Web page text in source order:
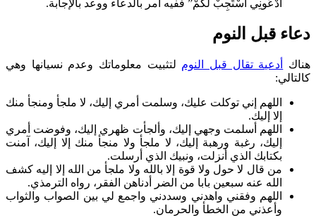
ادْعُونِي أَسْتَجِبْ لَكُمْ” ففيه امر بالدعاء ووعد بالإجابة.
دعاء قبل النوم
هناك أدعية تقال قبل النوم لتثبيت معلوماتك وعدم نسيانها وهي
كالتالي:
اللهم إني توكلت عليك، وسلمت أمري إليك، لا ملجأ ومنجأ منك
إلا إليك.
اللهم أسلمت وجهي إليك، وألجأت ظهري إليك، وفوضت أمري
إليك، رغبة ورهبة إليك، لا ملجأ ولا منجأ منك إلا إليك، آمنت
بكتابك الذي أنزلت، ونبيك الذي أرسلت.
من قال لا حول ولا قوة إلا بالله ولا ملجأ من الله إلا إليه كشف
الله عنه سبعين بابا من الضر أدناهن الفقر، رواه الترمذي.
اللهم وفقني واهدني وسددني واجمع لي بين الصواب والثواب
وأعذني من الخطأ والحرمان.